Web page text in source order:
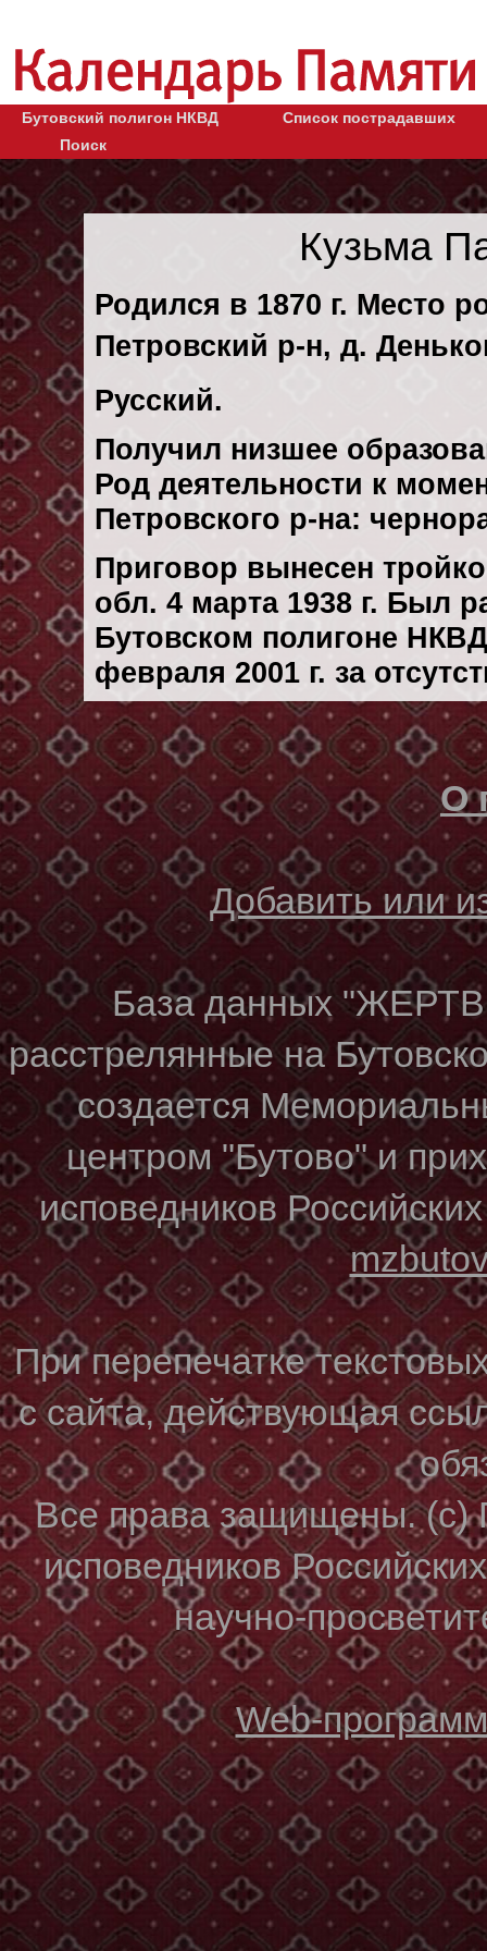
Бутовский полигон НКВД
Список пострадавших
Поиск
Кузьма
Родился в 1870 г. Место
Петровский р-н, д.
Русский.
Получил низшее
Род деятельности к
Петровского р-на:
Приговор вынесен
обл. 4 марта 1938 г. Был
Бутовском полигоне
февраля 2001 г. за
О
Добавить или
База данных
расстрелянные на
создается
центром "Бутово" и
исповедников
При перепечатке
с сайта, действующая
Все права защищены. (с)
исповедников
научно-
Web-